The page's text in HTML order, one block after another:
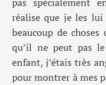
réaliseque je les lui
beaucoup de
qu’il ne peut pas
enfant, j’étais très
pour montrer à mes